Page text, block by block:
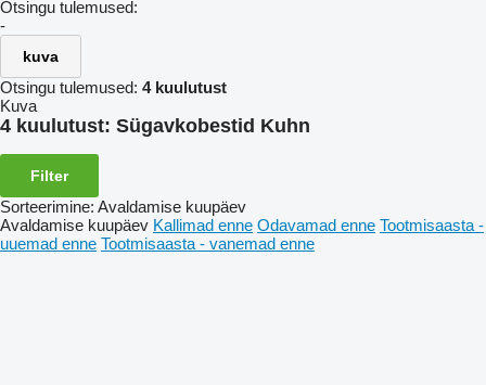
Otsingu tulemused:
-
kuva
Otsingu tulemused: 4 kuulutust
Kuva
4 kuulutust: Sügavkobestid Kuhn
Filter
Sorteerimine: Avaldamise kuupäev
Avaldamise kuupäev Kallimad enne Odavamad enne Tootmisaasta -
uuemad enne Tootmisaasta - vanemad enne